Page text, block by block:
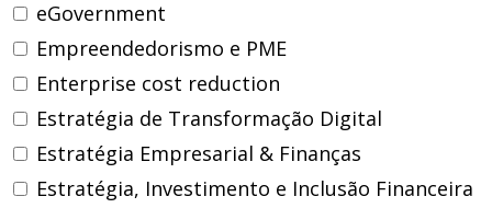
eGovernment
Empreendedorismo e PME
Enterprise cost reduction
Estratégia de Transformação Digital
Estratégia Empresarial & Finanças
Estratégia, Investimento e Inclusão Financeira